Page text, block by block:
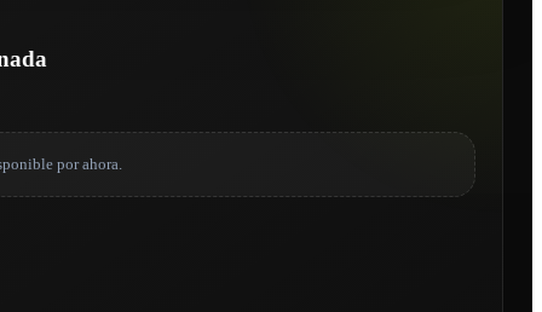
por ahora.